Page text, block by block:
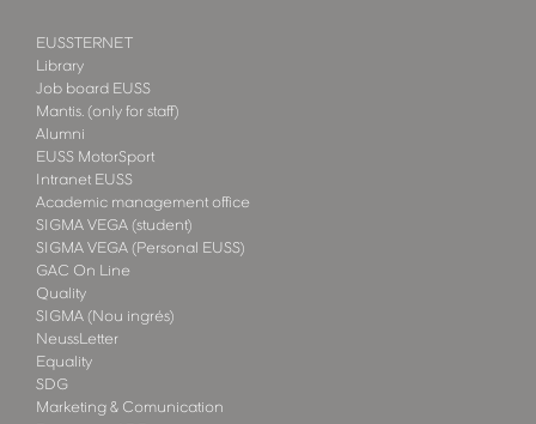
EUSSTERNET
Library
Job board EUSS
Mantis. (only for staff)
Alumni
EUSS MotorSport
Intranet EUSS
Academic management office
SIGMA VEGA (student)
SIGMA VEGA (Personal EUSS)
GAC On Line
Quality
SIGMA (Nou ingrés)
NeussLetter
Equality
SDG
Marketing & Comunication